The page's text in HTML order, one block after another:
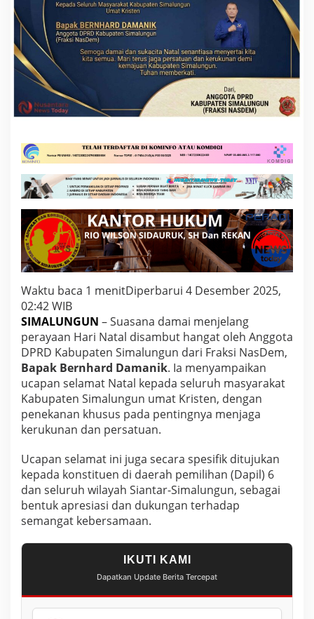
N
D
E
M
I
A
A
N
Waktu baca 1 menitDiperbarui 4 Desember 2025,
02:42 WIB
SIMALUNGUN – Suasana damai menjelang
perayaan Hari Natal disambut hangat oleh Anggota
DPRD Kabupaten Simalungun dari Fraksi NasDem,
Bapak Bernhard Damanik. Ia menyampaikan
ucapan selamat Natal kepada seluruh masyarakat
Kabupaten Simalungun umat Kristen, dengan
penekanan khusus pada pentingnya menjaga
kerukunan dan persatuan.
Ucapan selamat ini juga secara spesifik ditujukan
kepada konstituen di daerah pemilihan (Dapil) 6
dan seluruh wilayah Siantar-Simalungun, sebagai
bentuk apresiasi dan dukungan terhadap
semangat kebersamaan.
IKUTI KAMI
Dapatkan Update Berita Tercepat